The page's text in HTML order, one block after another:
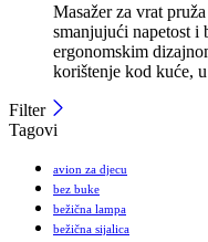
Masažer za vrat
smanjujući napetost i
ergonomskim
korištenje kod kuće,
Filter
Tagovi
avion za djecu
bez buke
bežična lampa
bežična sijalica